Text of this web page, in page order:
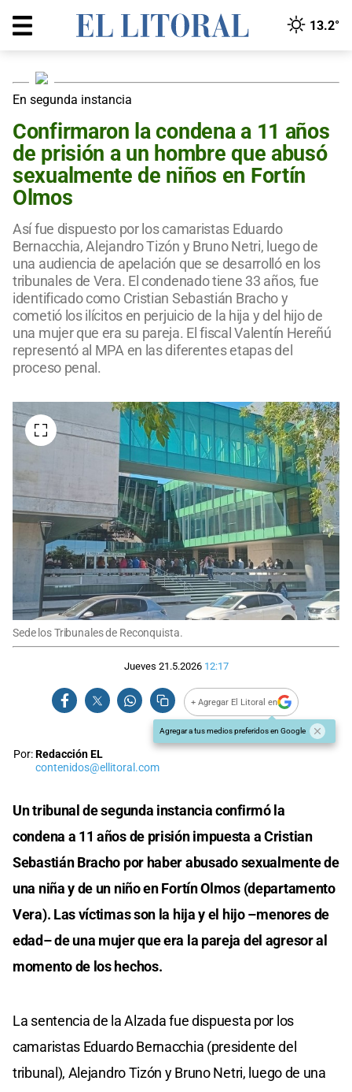
13.2°
En segunda instancia
Confirmaron la condena a 11 años
de prisión a un hombre que abusó
sexualmente de niños en Fortín
Olmos
Así fue dispuesto por los camaristas Eduardo
Bernacchia, Alejandro Tizón y Bruno Netri, luego de
una audiencia de apelación que se desarrolló en los
tribunales de Vera. El condenado tiene 33 años, fue
identificado como Cristian Sebastián Bracho y
cometió los ilícitos en perjuicio de la hija y del hijo de
una mujer que era su pareja. El fiscal Valentín Hereñú
representó al MPA en las diferentes etapas del
proceso penal.
Sede los Tribunales de Reconquista.
Jueves 21.5.2026 12:17
+ Agregar El Litoral en
Agregar a tus medios preferidos en Google
Por:Redacción EL
contenidos@ellitoral.com
Un tribunal de segunda instancia confirmó la
condena a 11 años de prisión impuesta a Cristian
Sebastián Bracho por haber abusado sexualmente de
una niña y de un niño en Fortín Olmos (departamento
Vera). Las víctimas son la hija y el hijo –menores de
edad– de una mujer que era la pareja del agresor al
momento de los hechos.
La sentencia de la Alzada fue dispuesta por los
camaristas Eduardo Bernacchia (presidente del
tribunal), Alejandro Tizón y Bruno Netri, luego de una